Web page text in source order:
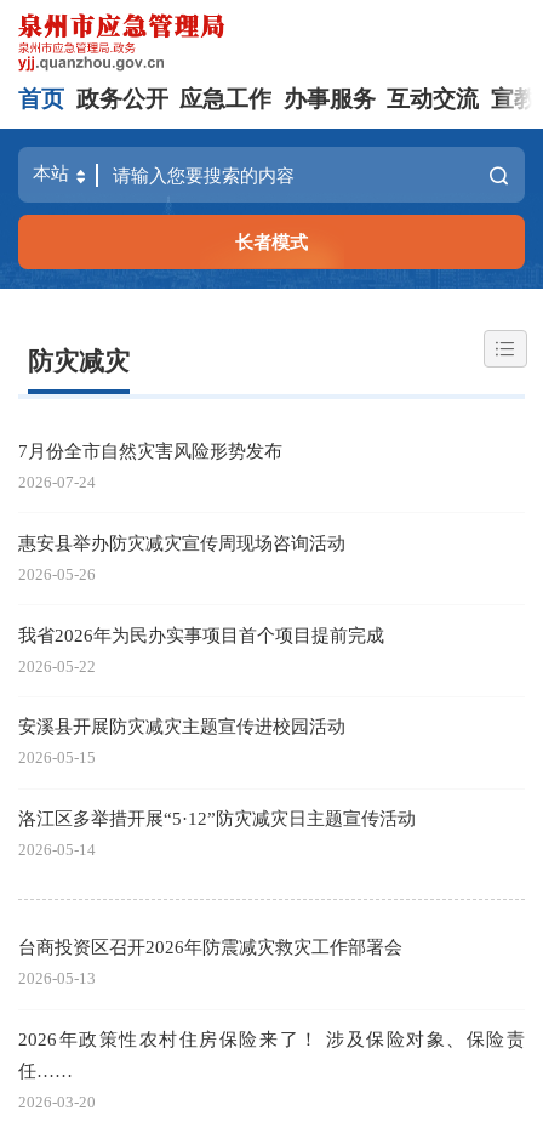
首页 政务公开 应急工作 办事服务 互动交流 宣教
长者模式
防灾减灾
7月份全市自然灾害风险形势发布
2026-07-24
惠安县举办防灾减灾宣传周现场咨询活动
2026-05-26
我省2026年为民办实事项目首个项目提前完成
2026-05-22
安溪县开展防灾减灾主题宣传进校园活动
2026-05-15
洛江区多举措开展“5·12”防灾减灾日主题宣传活动
2026-05-14
台商投资区召开2026年防震减灾救灾工作部署会
2026-05-13
2026年政策性农村住房保险来了！ 涉及保险对象、保险责
任……
2026-03-20